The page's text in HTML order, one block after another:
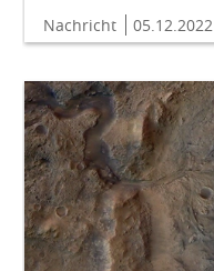
Nachricht 05.12.2022